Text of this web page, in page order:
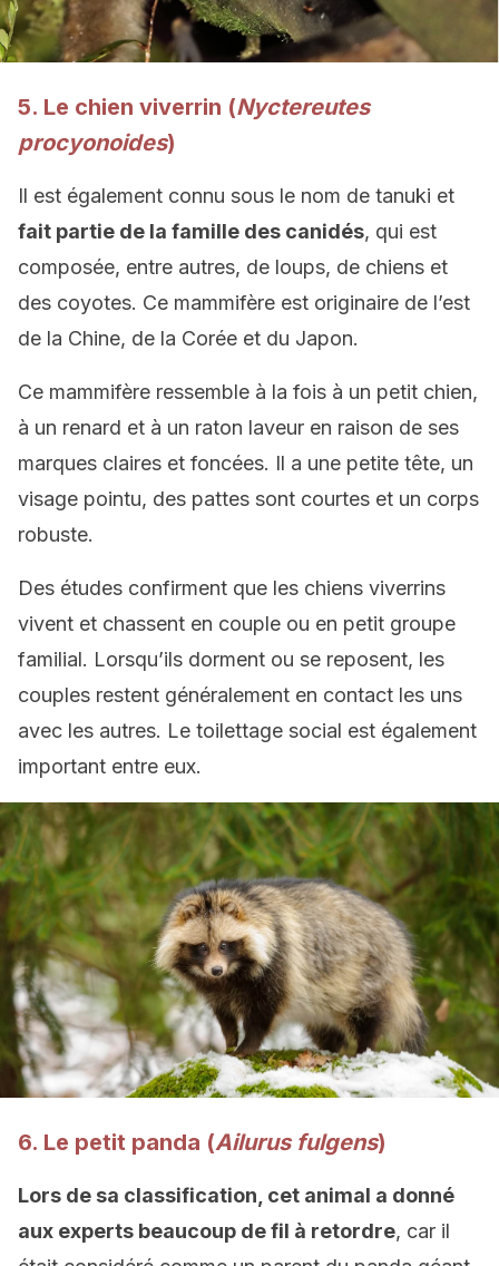
5. Le chien viverrin (Nyctereutes
procyonoides)
Il est également connu sous le nom de tanuki et
fait partie de la famille des canidés, qui est
composée, entre autres, de loups, de chiens et
des coyotes. Ce mammifère est originaire de l’est
de la Chine, de la Corée et du Japon.
Ce mammifère ressemble à la fois à un petit chien,
à un renard et à un raton laveur en raison de ses
marques claires et foncées. Il a une petite tête, un
visage pointu, des pattes sont courtes et un corps
robuste.
Des études confirment que les chiens viverrins
vivent et chassent en couple ou en petit groupe
familial. Lorsqu’ils dorment ou se reposent, les
couples restent généralement en contact les uns
avec les autres. Le toilettage social est également
important entre eux.
6. Le petit panda (Ailurus fulgens)
Lors de sa classification, cet animal a donné
aux experts beaucoup de fil à retordre, car il